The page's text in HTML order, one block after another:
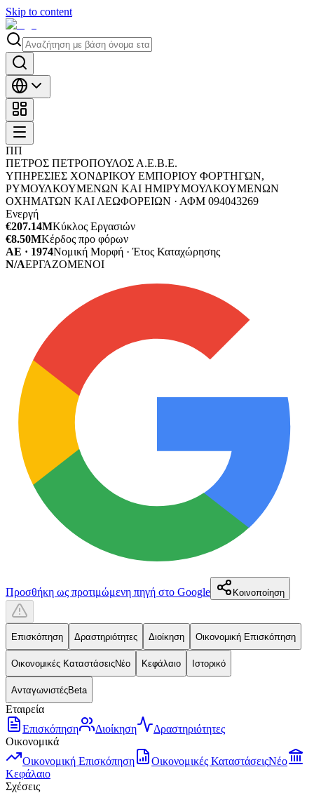
Skip to content
ΠΠ
ΠΕΤΡΟΣ ΠΕΤΡΟΠΟΥΛΟΣ Α.Ε.Β.Ε.
ΥΠΗΡΕΣΙΕΣ ΧΟΝΔΡΙΚΟΥ ΕΜΠΟΡΙΟΥ ΦΟΡΤΗΓΩΝ,
ΡΥΜΟΥΛΚΟΥΜΕΝΩΝ ΚΑΙ ΗΜΙΡΥΜΟΥΛΚΟΥΜΕΝΩΝ
ΟΧΗΜΑΤΩΝ ΚΑΙ ΛΕΩΦΟΡΕΙΩΝ · ΑΦΜ 094043269
Ενεργή
€207.14MΚύκλος Εργασιών
€8.50MΚέρδος προ φόρων
ΑΕ · 1974Νομική Μορφή · Έτος Καταχώρησης
N/AΕΡΓΑΖΟΜΕΝΟΙ
Προσθήκη ως προτιμώμενη πηγή στο Google Κοινοποίηση
Επισκόπηση Δραστηριότητες Διοίκηση Οικονομική Επισκόπηση
Οικονομικές ΚαταστάσειςΝέο Κεφάλαιο Ιστορικό
ΑνταγωνιστέςBeta
Εταιρεία
Επισκόπηση
Διοίκηση
Δραστηριότητες
Οικονομικά
Οικονομική Επισκόπηση
Οικονομικές ΚαταστάσειςΝέο
Κεφάλαιο
Σχέσεις